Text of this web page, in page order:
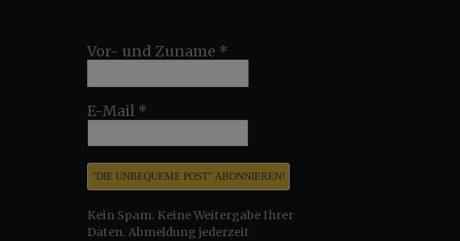
Vor- und Zuname *
E-Mail *
Kein Spam. Keine Weitergabe Ihrer
Daten. Abmeldung jederzeit